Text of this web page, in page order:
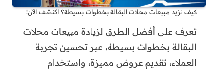
كيف تزيد مبيعات محلات البقالة بخطوات بسيطة؟ اكتشف الآن!
تعرف على أفضل الطرق لزيادة مبيعات محلات
البقالة بخطوات بسيطة، عبر تحسين تجربة
العملاء، تقديم عروض مميزة، واستخدام